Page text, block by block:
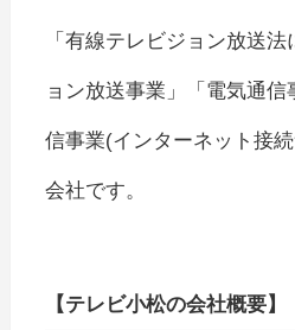
「有線テレビジョン放送
ョン放送事業」「電気通
信事業(インターネット接
会社です。
【テレビ小松の会社概要】